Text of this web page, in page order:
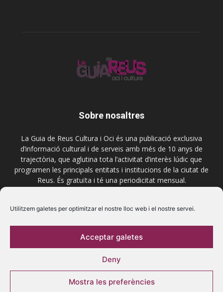
Utilitzem galetes per optimitzar el nostre lloc web i el nostre servei.
Acceptar galetes
Deny
Mostra les preferències
Sobre nosaltres
La Guia de Reus Cultura i Oci és una publicació exclusiva
d’informació cultural i de serveis amb més de 10 anys de
trajectòria, que aglutina tota l’activitat d’interès lúdic que
programen les principals entitats i institucions de la ciutat de
Reus. És gratuïta i té una periodicitat mensual.
Segueix-nos